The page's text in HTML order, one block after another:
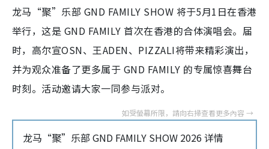
龙马“聚”乐部 GND FAMILY SHOW 将于5月1日在香港
举行，这是 GND FAMILY 首次在香港的合体演唱会。届
时，高尔宣OSN、王ADEN、PIZZALI将带来精彩演出，
并为观众准备了更多属于 GND FAMILY 的专属惊喜舞台
时刻。活动邀请大家一同参与派对。
龙马“聚”乐部 GND FAMILY SHOW 2026 详情